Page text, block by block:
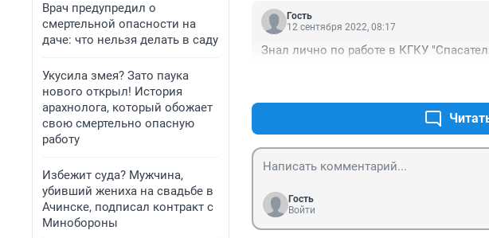
Врач предупредил о
смертельной опасности на
даче: что нельзя делать в саду
Укусила змея? Зато паука
нового открыл! История
арахнолога, который обожает
свою смертельно опасную
работу
Избежит суда? Мужчина,
убивший жениха на свадьбе в
Ачинске, подписал контракт с
Минобороны
Гость
12 сентября 2022, 08:17
Знал лично по работе в КГКУ
Гость
Войти